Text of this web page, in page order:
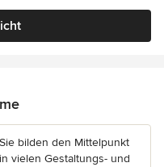
bilden den Mittelpunkt
vielen Gestaltungs- und